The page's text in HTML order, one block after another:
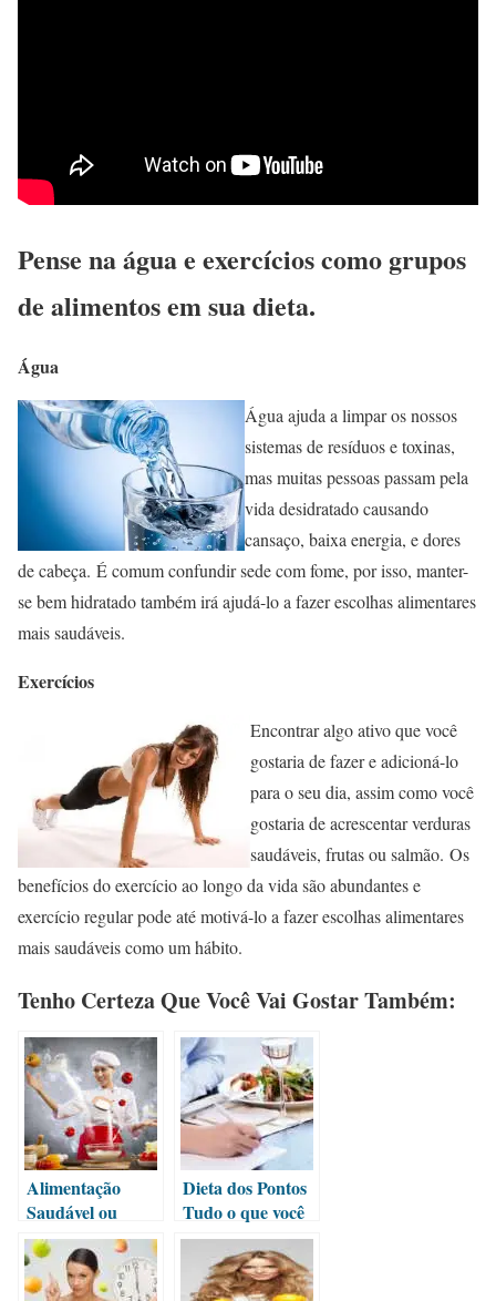
Pense na água e exercícios como grupos
de alimentos em sua dieta.
Água
Água ajuda a limpar os nossos
sistemas de resíduos e toxinas,
mas muitas pessoas passam pela
vida desidratado causando
cansaço, baixa energia, e dores
de cabeça. É comum confundir sede com fome, por isso, manter-
se bem hidratado também irá ajudá-lo a fazer escolhas alimentares
mais saudáveis.
Exercícios
Encontrar algo ativo que você
gostaria de fazer e adicioná-lo
para o seu dia, assim como você
gostaria de acrescentar verduras
saudáveis, frutas ou salmão. Os
benefícios do exercício ao longo da vida são abundantes e
exercício regular pode até motivá-lo a fazer escolhas alimentares
mais saudáveis como um hábito.
Tenho Certeza Que Você Vai Gostar Também:
Alimentação
Saudável ou
Dieta: a chave
para a boa saúde
Dieta dos Pontos
Tudo o que você
gostaria de saber